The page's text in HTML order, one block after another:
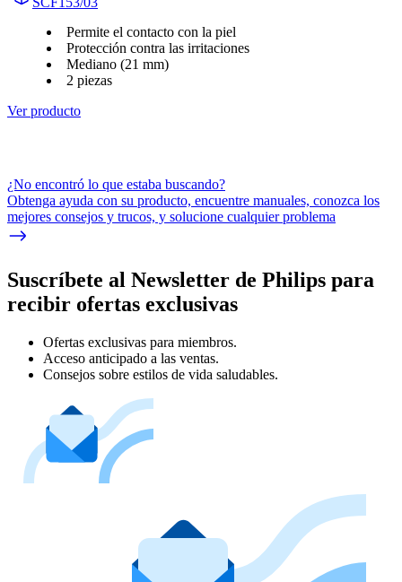
Permite el contacto con la piel
Protección contra las irritaciones
Mediano (21 mm)
2 piezas
Ver producto
¿No encontró lo que estaba buscando?
Obtenga ayuda con su producto, encuentre manuales, conozca los
mejores consejos y trucos, y solucione cualquier problema
Suscríbete al Newsletter de Philips para
recibir ofertas exclusivas
Ofertas exclusivas para miembros.
Acceso anticipado a las ventas.
Consejos sobre estilos de vida saludables.